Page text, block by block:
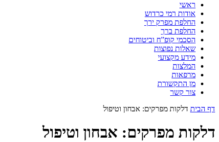
ראשי
אודות רמי כרדוש
החלפת מפרק ירך
החלפת ברך
הסכמי קופ”ח וביטוחים
שאלות נפוצות
מידע מקצועי
המלצות
מרפאות
מן התקשורת
צור קשר
דף הבית דלקות מפרקים: אבחון וטיפול
דלקות מפרקים: אבחון וטיפול